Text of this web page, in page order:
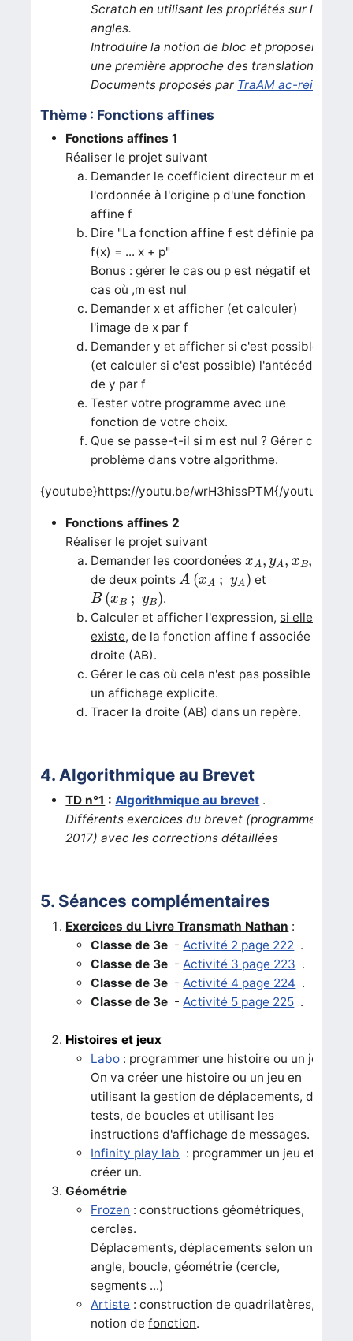
Scratch en utilisant les propriétés sur les
angles.
Introduire la notion de bloc et proposer
une première approche des translations.
Documents proposés par TraAM ac-reims
Thème : Fonctions affines
Fonctions affines 1
Réaliser le projet suivant
Demander le coefficient directeur m et
l'ordonnée à l'origine p d'une fonction
affine f
Dire "La fonction affine f est définie par :
f(x) = ... x + p"
Bonus : gérer le cas ou p est négatif et le
cas où ,m est nul
Demander x et afficher (et calculer)
l'image de x par f
Demander y et afficher si c'est possible
(et calculer si c'est possible) l'antécédent
de y par f
Tester votre programme avec une
fonction de votre choix.
Que se passe-t-il si m est nul ? Gérer ce
problème dans votre algorithme.
{youtube}https://youtu.be/wrH3hissPTM{/youtube}
Fonctions affines 2
Réaliser le projet suivant
Demander les coordonéesxA, yA, x B,
x A yA xB,
de deux points A (xA ; yA)
A(xA y A ) et
B (x B ; yB)
B( x B yB ) .
Calculer et afficher l'expression, si elle
existe, de la fonction affine f associée à la
droite (AB).
Gérer le cas où cela n'est pas possible par
un affichage explicite.
Tracer la droite (AB) dans un repère.
4. Algorithmique au Brevet
TD n°1 :Algorithmique au brevet .
Différents exercices du brevet (programme
2017) avec les corrections détaillées
5. Séances complémentaires
Exercices du Livre Transmath Nathan :
Classe de 3e - Activité 2 page 222 .
Classe de 3e - Activité 3 page 223 .
Classe de 3e - Activité 4 page 224 .
Classe de 3e - Activité 5 page 225 .
Histoires et jeux
Labo : programmer une histoire ou un jeu.
On va créer une histoire ou un jeu en
utilisant la gestion de déplacements, de
tests, de boucles et utilisant les
instructions d'affichage de messages.
Infinity play lab : programmer un jeu et en
créer un.
Géométrie
Frozen : constructions géométriques,
cercles.
Déplacements, déplacements selon un
angle, boucle, géométrie (cercle,
segments ...)
Artiste : construction de quadrilatères,
notion defonction.